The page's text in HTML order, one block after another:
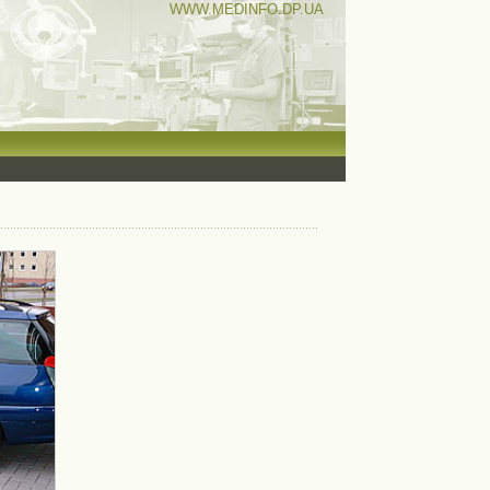
WWW.MEDINFO.DP.UA